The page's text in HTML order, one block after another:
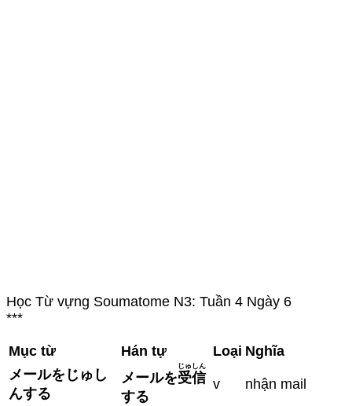
Học Từ vựng Soumatome N3: Tuần 4 Ngày 6
***
Mục từ Hán tự Loại Nghĩa
メールをじゅし
んする
メールを受信
じゅしん
する
v nhận mail